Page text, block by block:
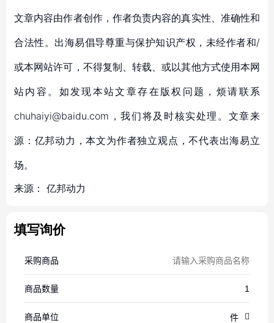
文章内容由作者创作，作者负责内容的真实性、准确性和
合法性。出海易倡导尊重与保护知识产权，未经作者和/
或本网站许可，不得复制、转载、或以其他方式使用本网
站内容。如发现本站文章存在版权问题，烦请联系
chuhaiyi@baidu.com，我们将及时核实处理。文章来
源：亿邦动力，本文为作者独立观点，不代表出海易立
场。
来源： 亿邦动力
填写询价